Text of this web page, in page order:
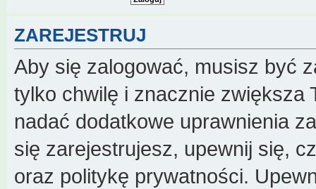
ZAREJESTRUJ
Aby się zalogować, musisz być
tylko chwilę i znacznie zwiększa
nadać dodatkowe uprawnienia
się zarejestrujesz, upewnij się,
oraz politykę prywatności.